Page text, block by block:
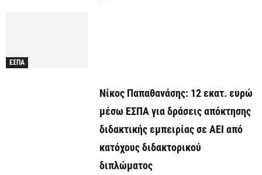
ΕΣΠΑ
Νίκος Παπαθανάσης: 12 εκατ. ευρώ
μέσω ΕΣΠΑ για δράσεις απόκτησης
διδακτικής εμπειρίας σε ΑΕΙ από
κατόχους διδακτορικού
διπλώματος